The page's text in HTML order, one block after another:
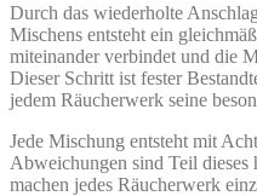
Durch das wiederholte
Mischens entsteht ein
miteinander verbindet und die
Dieser Schritt ist fester
jedem Räucherwerk seine
Jede Mischung entsteht mit
Abweichungen sind Teil dieses
machen jedes Räucherwerk